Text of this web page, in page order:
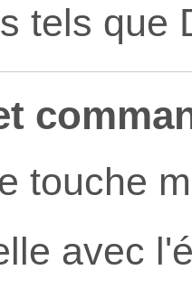
tels que
touche
avec